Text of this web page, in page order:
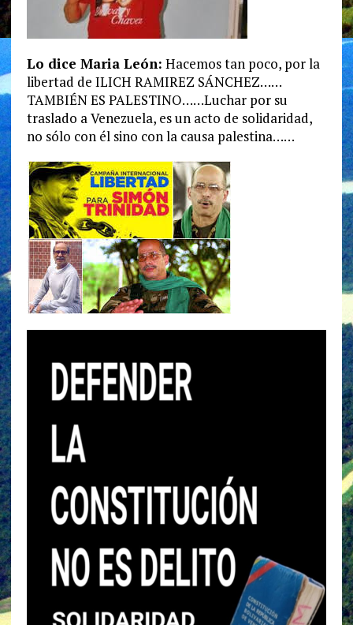
Lo dice Maria León: Hacemos tan poco, por la
libertad de ILICH RAMIREZ SÁNCHEZ……
TAMBIÉN ES PALESTINO……Luchar por su
traslado a Venezuela, es un acto de solidaridad,
no sólo con él sino con la causa palestina……